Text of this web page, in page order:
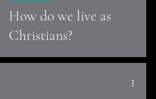
How do we live as
Christians?